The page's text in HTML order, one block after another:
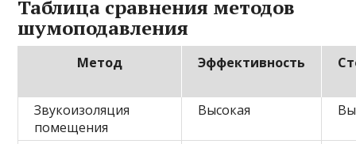
Таблица сравнения методов
шумоподавления
Метод Эффективность
Звукоизоляция
помещения
Высокая